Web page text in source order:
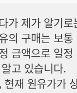
가 제가 알기로
의 구매는 보통
금액으로 일
고 있습니다.
현재 원유가가